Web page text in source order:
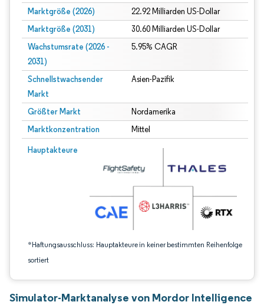
Marktgröße (2026) 22.92 Milliarden US-Dollar
Marktgröße (2031) 30.60 Milliarden US-Dollar
Wachstumsrate (2026 -
2031)
5.95% CAGR
Schnellstwachsender
Markt
Asien-Pazifik
Größter Markt Nordamerika
Marktkonzentration Mittel
Hauptakteure
*Haftungsausschluss: Hauptakteure in keiner bestimmten Reihenfolge
sortiert
Bild © Mordor Intelligence. Wiederverwendung erfordert Namensnennung
Simulator-Marktanalyse von Mordor Intelligence